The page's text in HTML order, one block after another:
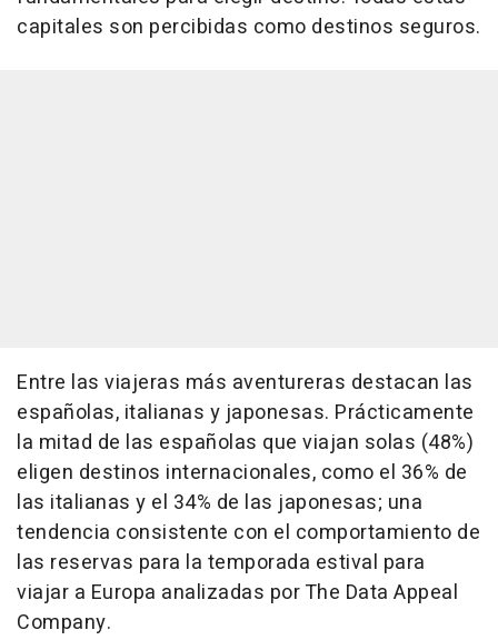
capitales son percibidas como destinos seguros.
Entre las viajeras más aventureras destacan las
españolas, italianas y japonesas. Prácticamente
la mitad de las españolas que viajan solas (48%)
eligen destinos internacionales, como el 36% de
las italianas y el 34% de las japonesas; una
tendencia consistente con el comportamiento de
las reservas para la temporada estival para
viajar a Europa analizadas por The Data Appeal
Company.